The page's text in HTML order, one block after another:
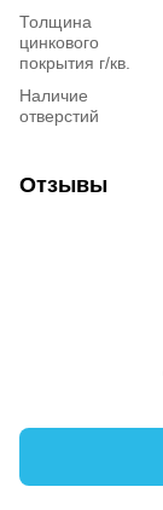
Толщина
цинкового
покрытия г/кв.
Наличие
отверстий
Отзывы